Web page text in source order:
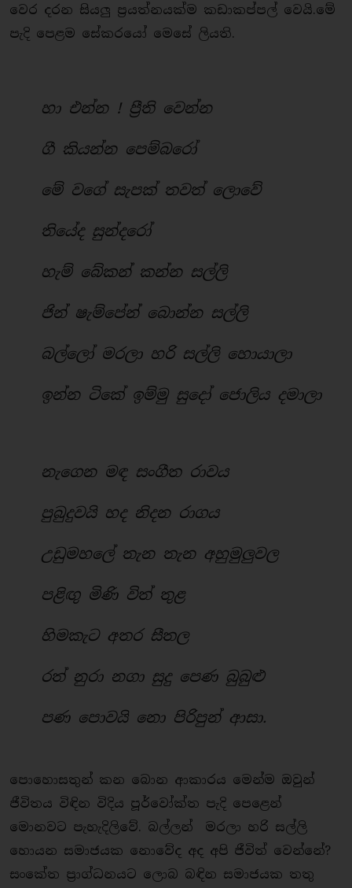
වෙර දරන සියලු ප්‍රයත්නයක්ම කඩාකප්පල් වෙයි.මේ
පැදි පෙළම සේකරයෝ මෙසේ ලියති.
හා එන්න ! ප්‍රීති වෙන්න
ගී කියන්න පෙම්බරෝ
මේ වගේ සැපක් තවත් ලොවේ
තියේද සුන්දරෝ
හැම් බේකන් කන්න සල්ලි
ජින් ෂැම්පේන් බොන්න සල්ලි
බල්ලෝ මරලා හරි සල්ලි හොයාලා
ඉන්න ටිකේ ඉම්මු සුදෝ ජොලිය දමාලා
නැගෙන මඳ සංගීත රාවය
පුබුදුවයි හද නිදන රාගය
උඩුමහලේ තැන තැන අහුමුලුවල
පළිඟු මිණි විත් තුළ
හිමකැට අතර සීතල
රත් නුරා නගා සුදු පෙණ බුබුළු
පණ පොවයි නො පිරිපුන් ආසා.
පොහොසතුන් කන බොන ආකාරය මෙන්ම ඔවුන්
ජීවිතය විඳින විදිය පූර්වෝක්ත පැදි පෙ⁣ළෙන්
මොනවට පැහැදිලිවේ. බල්ලන් මරලා හරි සල්ලි
හොයන සමාජයක නොවේද අද අපි ජීවිත් වෙන්නේ?
සංකේත ප්‍රාග්ධනයට ලොබ බඳින සමාජයක තතු